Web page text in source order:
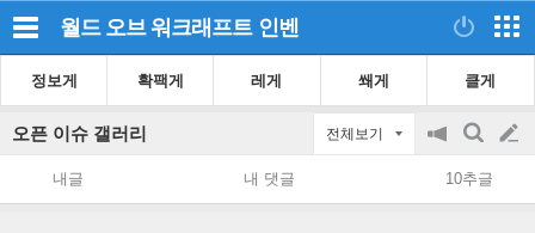
월드 오브 워크래프트 인벤
정보게 확팩게 레게 쐐게 클게
오픈 이슈 갤러리 전체보기
공
지
on/off
검
색
글
쓰
내글 내 댓글 10추글